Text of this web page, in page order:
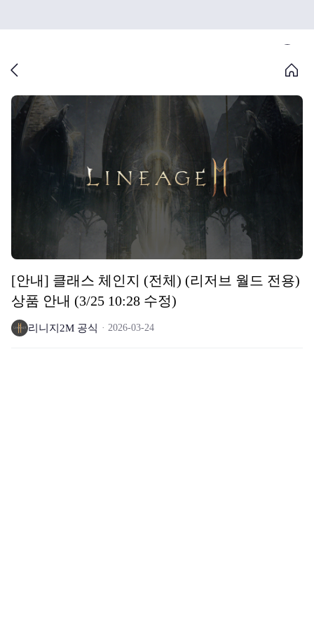
[안내] 클래스 체인지 (전체) (리저브 월드 전용)
상품 안내 (3/25 10:28 수정)
리니지2M 공식 2026-03-24